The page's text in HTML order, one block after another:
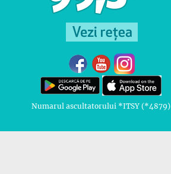
Numarul ascultatorului *ITSY (*4879)